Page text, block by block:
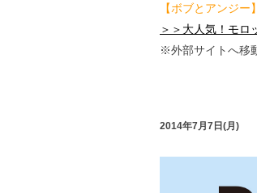
【ボブとアンジー】
＞＞大人気！モ
※外部サイトへ移
2014年7月7日(月)